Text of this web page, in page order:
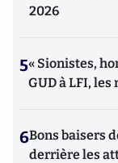
2026
5« Sionistes,
GUD à LFI,
6Bons baisers
derrière les